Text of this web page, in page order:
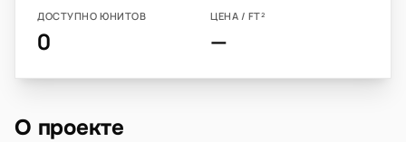
ДОСТУПНО ЮНИТОВ
0
ЦЕНА / FT²
—
О проекте